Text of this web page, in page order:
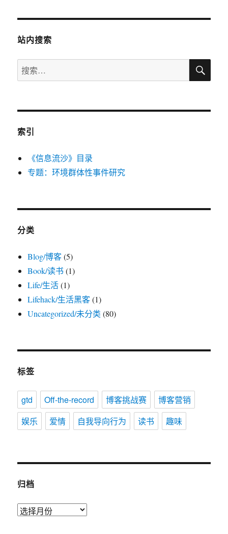
站内搜索
搜
索：
搜
索引
《信息流沙》目录
专题：环境群体性事件研究
分类
Blog/博客(5)
Book/读书 (1)
Life/生活(1)
Lifehack/生活黑客(1)
Uncategorized/未分类 (80)
标签
gtd Off-the-record 博客挑战赛
博客营销
娱乐
爱情 自我导向行为 读书 趣味
归档
归